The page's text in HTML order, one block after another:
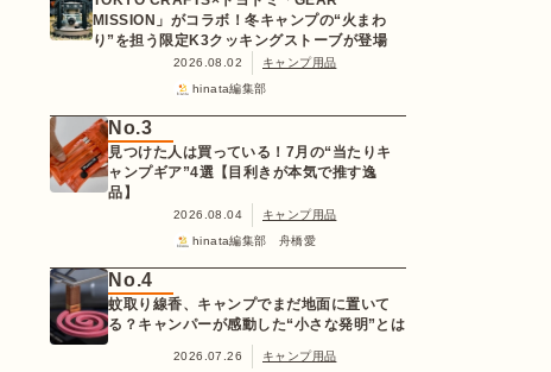
MISSION」がコラボ！冬キャンプの“火まわ
り”を担う限定K3クッキングストーブが登場
2026.08.02
キャンプ用品
hinata編集部
No.3
見つけた人は買っている！7月の“当たりキ
ャンプギア”4選【目利きが本気で推す逸
品】
2026.08.04
キャンプ用品
hinata編集部 舟橋愛
No.4
蚊取り線香、キャンプでまだ地面に置いて
る？キャンパーが感動した“小さな発明”とは
2026.07.26
キャンプ用品